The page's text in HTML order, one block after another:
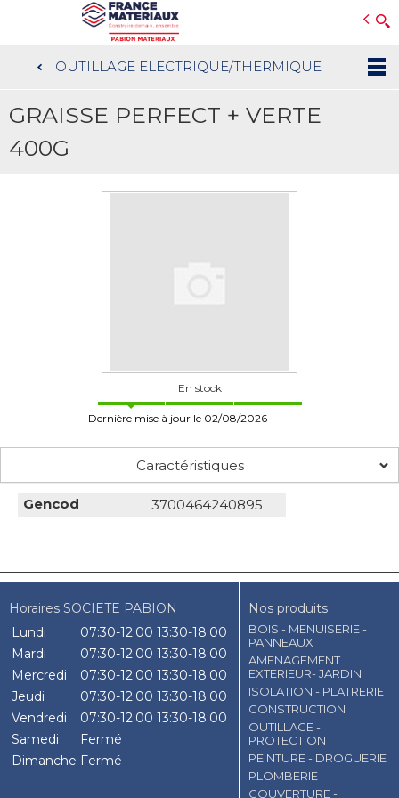
au
contenu
OUTILLAGE ELECTRIQUE/THERMIQUE
GRAISSE PERFECT + VERTE
400G
En stock
Dernière mise à jour le 02/08/2026
Caractéristiques
Gencod 3700464240895
Horaires SOCIETE PABION
Lundi
07:30-12:00 13:30-18:00
Mardi
07:30-12:00 13:30-18:00
Mercredi
07:30-12:00 13:30-18:00
Jeudi
07:30-12:00 13:30-18:00
Vendredi
07:30-12:00 13:30-18:00
Samedi
Fermé
Dimanche Fermé
Nos produits
BOIS - MENUISERIE -
PANNEAUX
AMENAGEMENT
EXTERIEUR- JARDIN
ISOLATION - PLATRERIE
CONSTRUCTION
OUTILLAGE -
PROTECTION
PEINTURE - DROGUERIE
PLOMBERIE
COUVERTURE -